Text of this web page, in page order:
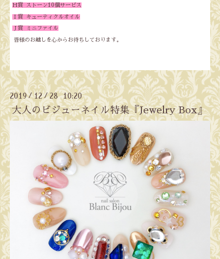
Ｈ賞 ストーン10個サービス
Ｉ賞 キューティクルオイル
Ｊ賞 ミニファイル
皆様のお越しを心からお待ちしております。
2019/12 /28 10:20
大人のビジューネイル特集『Jewelry Box』